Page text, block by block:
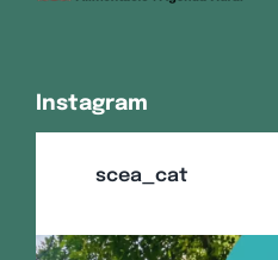
Instagram
scea_cat